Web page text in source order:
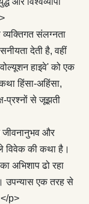
संलग्नता
देती है, वहीं
हाइवे' को एक
हिंसा-अहिंसा,
प्रश्नों से जूझती
जीवनानुभव और
विवेक की कथा है।
अभिशाप ढो रहा
उपन्यास एक तरह से
p>